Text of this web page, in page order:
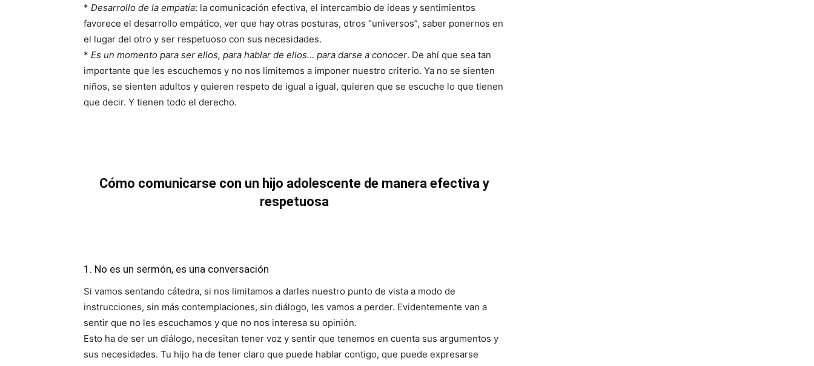
* Desarrollo de la empatía: la comunicación efectiva, el intercambio de ideas y sentimientos
favorece el desarrollo empático, ver que hay otras posturas, otros “universos”, saber ponernos en
el lugar del otro y ser respetuoso con sus necesidades.
* Es un momento para ser ellos, para hablar de ellos… para darse a conocer. De ahí que sea tan
importante que les escuchemos y no nos limitemos a imponer nuestro criterio. Ya no se sienten
niños, se sienten adultos y quieren respeto de igual a igual, quieren que se escuche lo que tienen
que decir. Y tienen todo el derecho.
Cómo comunicarse con un hijo adolescente de manera efectiva y
respetuosa
1. No es un sermón, es una conversación
Si vamos sentando cátedra, si nos limitamos a darles nuestro punto de vista a modo de
instrucciones, sin más contemplaciones, sin diálogo, les vamos a perder. Evidentemente van a
sentir que no les escuchamos y que no nos interesa su opinión.
Esto ha de ser un diálogo, necesitan tener voz y sentir que tenemos en cuenta sus argumentos y
sus necesidades. Tu hijo ha de tener claro que puede hablar contigo, que puede expresarse